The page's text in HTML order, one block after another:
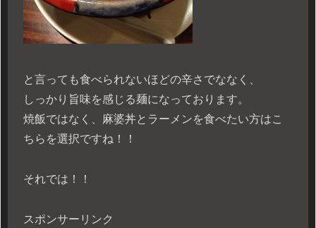
と言っても食べられないほどの辛さでななく、
しっかり旨味を感じる麺になっております。
焼飯ではなく、麻婆丼とラーメンを食べたい方はこ
ちらを選択ですね！！
それでは！！
スポンサーリンク